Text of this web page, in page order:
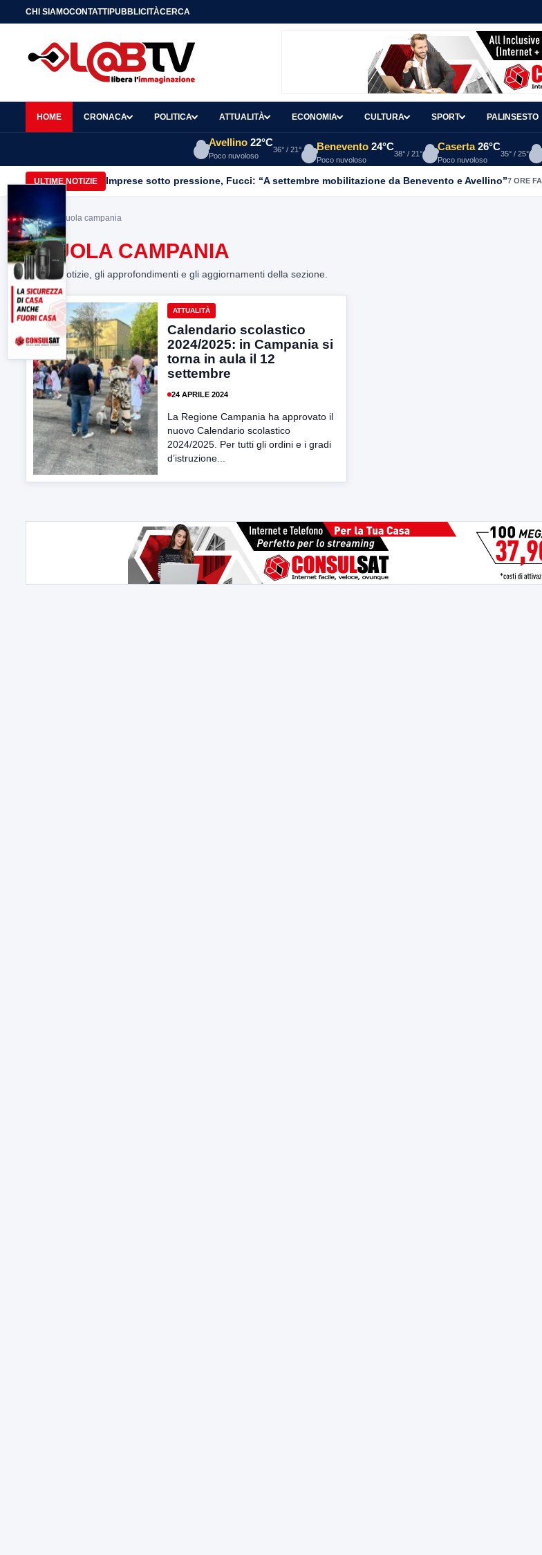
CHI SIAMOCONTATTIPUBBLICITÀCERCA
HOME CRONACA POLITICA ATTUALITÀ ECONOMIA CULTURA SPORT PALINSESTO
Avellino 22°C
Poco nuvoloso
36° / 21° Benevento 24°C
Poco nuvoloso
38° / 21°
Caserta 26°C
Poco nuvoloso
35° / 25°
ULTIME NOTIZIE Imprese sotto pressione, Fucci: “A settembre mobilitazione da Benevento e Avellino”7 ORE FA
Home> scuola campania
SCUOLA CAMPANIA
Tutte le notizie, gli approfondimenti e gli aggiornamenti della sezione.
ATTUALITÀ
Calendario scolastico
2024/2025: in Campania si
torna in aula il 12
settembre
24 APRILE 2024
La Regione Campania ha approvato il
nuovo Calendario scolastico
2024/2025. Per tutti gli ordini e i gradi
d’istruzione...